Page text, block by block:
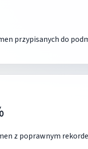
przypisanych do
z poprawnym